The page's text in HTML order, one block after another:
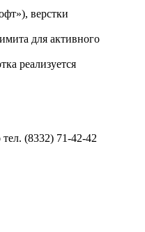
верстки
для активного
реализуется
(8332) 71-42-42